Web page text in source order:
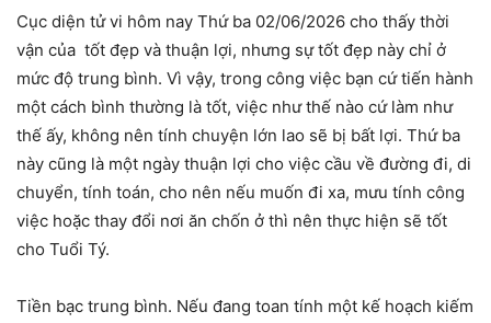
Cục diện tử vi hôm nay Thứ ba 02/06/2026 cho thấy thời
vận của tốt đẹp và thuận lợi, nhưng sự tốt đẹp này chỉ ở
mức độ trung bình. Vì vậy, trong công việc bạn cứ tiến hành
một cách bình thường là tốt, việc như thế nào cứ làm như
thế ấy, không nên tính chuyện lớn lao sẽ bị bất lợi. Thứ ba
này cũng là một ngày thuận lợi cho việc cầu về đường đi, di
chuyển, tính toán, cho nên nếu muốn đi xa, mưu tính công
việc hoặc thay đổi nơi ăn chốn ở thì nên thực hiện sẽ tốt
cho Tuổi Tý.
Tiền bạc trung bình. Nếu đang toan tính một kế hoạch kiếm